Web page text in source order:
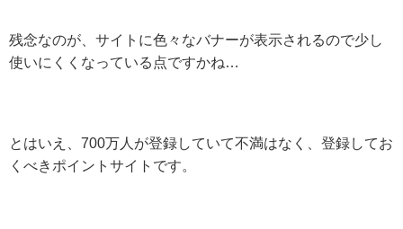
残念なのが、サイトに色々なバナーが表示されるので少し
使いにくくなっている点ですかね…
とはいえ、700万人が登録していて不満はなく、登録してお
くべきポイントサイトです。